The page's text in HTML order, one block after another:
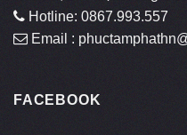
Hotline: 0867.993.557
Email :
FACEBOOK